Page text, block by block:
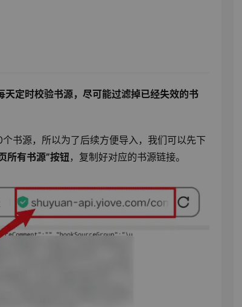
天定时校验书源，尽可能过滤掉已经失效的书
书源，所以为了后续方便导入，我们可以先下
所有书源”按钮 ，复制好对应的书源链接。